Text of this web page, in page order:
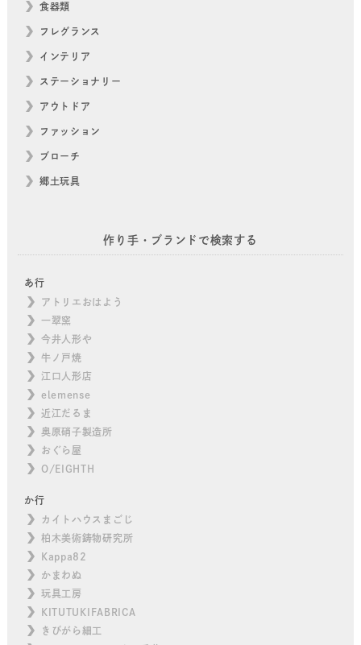
食器類
フレグランス
インテリア
ステーショナリー
アウトドア
ファッション
ブローチ
郷土玩具
作り手・ブランドで検索する
あ行
アトリエおはよう
一翠窯
今井人形や
牛ノ戸焼
江口人形店
elemense
近江だるま
奥原硝子製造所
おぐら屋
O/EIGHTH
か行
カイトハウスまごじ
柏木美術鋳物研究所
Kappa82
かまわぬ
玩具工房
KITUTUKIFABRICA
きびがら細工